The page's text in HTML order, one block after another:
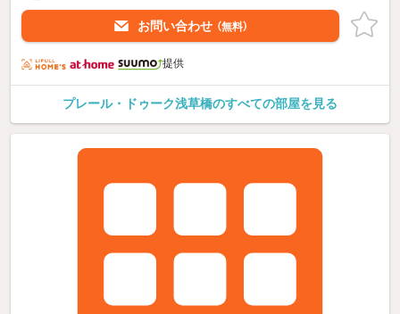
お問い合わせ （無料）
提供
プレール・ドゥーク浅草橋のすべての部屋を見る